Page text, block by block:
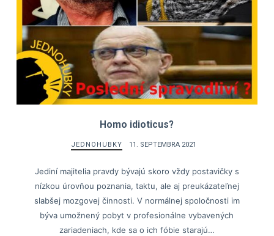
Homo idioticus?
JEDNOHUBKY 11. SEPTEMBRA 2021
Jediní majitelia pravdy bývajú skoro vždy postavičky s
nízkou úrovňou poznania, taktu, ale aj preukázateľnej
slabšej mozgovej činnosti. V normálnej spoločnosti im
býva umožnený pobyt v profesionálne vybavených
zariadeniach, kde sa o ich fóbie starajú…